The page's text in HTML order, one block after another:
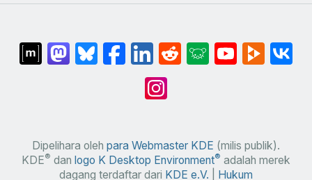
Dipelihara oleh para Webmaster KDE (milis publik).
KDE® dan logo K Desktop Environment® adalah merek
dagang terdaftar dari KDE e.V. Hukum